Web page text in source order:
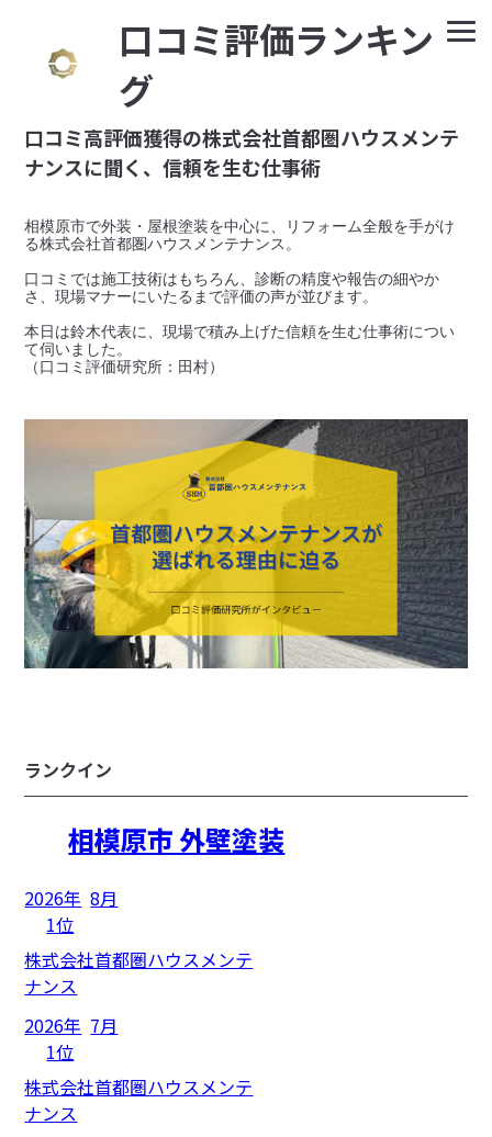
⼝コミ評価ランキン
グ
口コミ高評価獲得の株式会社首都圏ハウスメンテ
ナンスに聞く、信頼を生む仕事術
相模原市で外装・屋根塗装を中心に、リフォーム全般を手がけ
る株式会社首都圏ハウスメンテナンス。
口コミでは施工技術はもちろん、診断の精度や報告の細やか
さ、現場マナーにいたるまで評価の声が並びます。
本日は鈴木代表に、現場で積み上げた信頼を生む仕事術につい
て伺いました。
ランクイン
相模原市 外壁塗装
2026年 8月
1位
株式会社首都圏ハウスメンテ
ナンス
2026年 7月
1位
株式会社首都圏ハウスメンテ
ナンス